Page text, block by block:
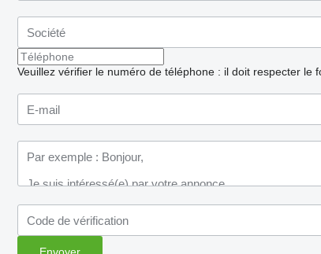
Veuillez vérifier le numéro de téléphone : il doit respecter le